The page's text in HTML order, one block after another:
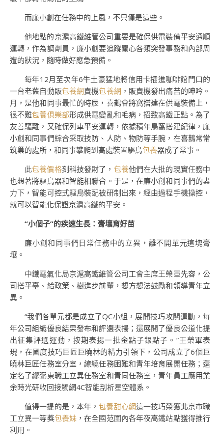
而廉小創在任務中的上風，不只僅是這些。
他地點的京滬高鐵維管公司重要是確保供電裝備平安通順
運轉，作為調劑員，廉小創要追蹤關心各類突發事務和內部周
遭的狀況，隨時做好應急預備。
每年12月至次年6牛土豪猛地將信用卡插進咖啡館門口的
一台老舊自動販包養網賣機包養網 ，販賣機發出痛苦的呻吟。
月，是他和同事最忙的時辰，喜鵲會將窩搭建在供電裝備上，
很不難包養俱樂部形成供電變亂和毛病，招致高鐵正點。為了
友善驅離，又確保列車平安運轉，依據積年鳥窩搭建紀律，廉
小創和同事們綜合采取技防、人防、物防等手腕，在喜鵲常常
筑巢的處所，和同事攀爬到高處裝置驅鳥包養器成了常事。
此包養價格刻科技發財了， 包養他們在大批的現實任務中
也想著將驅鳥器和智能相聯合。于是，在廉小創和同事們的盡
力下，智能可控式驅鳥裝配被研制出來，經由過程手機操控，
就可以智能化保證京滬高鐵的平安。
“小個子”的疾速生長：膏壤育好苗
廉小創和同事們日常任務中的立異，離不開單元這塊膏
壤。
中鐵電氣化局京滬高鐵維管公司工會主席王榮軍先容，公
司搭平臺、給政策、樹進步前輩，想方想法鼓勵和領導青年立
異。
“我們各單元都是成立了QC小組，展開技巧攻關運動，每
年公司組織優良結果發布和評選表揚；還展開了優良公道化提
出征集評選運動，按期表揚一批金點子銀點子。”王榮軍表
現，在國度技巧巨匠巨曉林的精力引領下，公司成立了6個巨
曉林巨匠任務室分室，繚繞任務困難和青年培育展開任務；還
定名了繆弼東職工立異任務室和青同任務室，青年員工應用業
余時光研收回接觸網4C智能剖析星空體系。
值得一提的是，本年，包養甜心網這一技巧榮獲北京市職
工立異一等獎包養妹 ，在全國范圍內各年夜高鐵站點獲得推行
利用。